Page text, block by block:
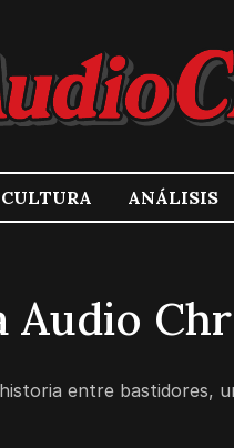
CULTURA ANÁLISIS
Audio
entre